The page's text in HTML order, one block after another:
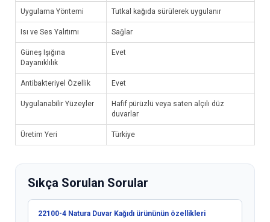
Uygulama Yöntemi Tutkal kağıda sürülerek uygulanır
Isı ve Ses Yalıtımı Sağlar
Güneş Işığına
Dayanıklılık
Evet
Antibakteriyel Özellik Evet
Uygulanabilir Yüzeyler
Hafif pürüzlü veya saten alçılı düz
duvarlar
Üretim Yeri Türkiye
Sıkça Sorulan Sorular
22100-4 Natura Duvar Kağıdı ürününün özellikleri